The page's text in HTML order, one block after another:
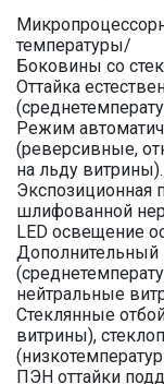
температуры/
Боковины со
Оттайка
Режим
(реверсивные,
на льду витрины).
Экспозиционная
шлифованной
LED освещение
Дополнительный
нейтральные
Стеклянные
витрины),
ПЭН оттайки